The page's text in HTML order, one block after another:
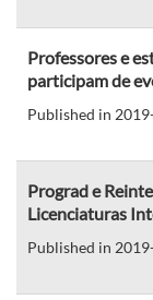
Professores e
participam de
Published in
Prograd e
Licenciaturas
Published in